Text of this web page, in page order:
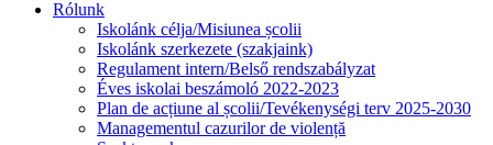
Rólunk
Iskolánk célja/Misiunea școlii
Iskolánk szerkezete (szakjaink)
Regulament intern/Belső rendszabályzat
Éves iskolai beszámoló 2022-2023
Plan de acțiune al școlii/Tevékenységi terv 2025-2030
Managementul cazurilor de violență